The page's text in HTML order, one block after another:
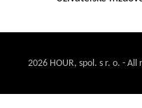
Nové PAM a
2026 HOUR, spol. s r. o. -